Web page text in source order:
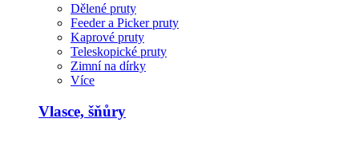
Dělené pruty
Feeder a Picker pruty
Kaprové pruty
Teleskopické pruty
Zimní na dírky
Více
Vlasce, šňůry